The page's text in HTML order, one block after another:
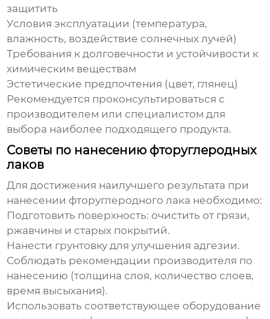
защитить
Условия эксплуатации (температура,
влажность, воздействие солнечных лучей)
Требования к долговечности и устойчивости к
химическим веществам
Эстетические предпочтения (цвет, глянец)
Рекомендуется проконсультироваться с
производителем или специалистом для
выбора наиболее подходящего продукта.
Советы по нанесению фторуглеродных
лаков
Для достижения наилучшего результата при
нанесении фторуглеродного лака необходимо:
Подготовить поверхность: очистить от грязи,
ржавчины и старых покрытий.
Нанести грунтовку для улучшения адгезии.
Соблюдать рекомендации производителя по
нанесению (толщина слоя, количество слоев,
время высыхания).
Использовать соответствующее оборудование